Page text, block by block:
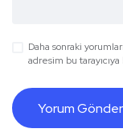
Daha sonraki
adresim bu